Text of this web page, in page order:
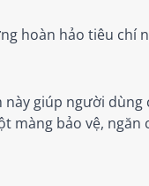
hoàn hảo tiêu chí
giúp người
màng bảo vệ, ngăn